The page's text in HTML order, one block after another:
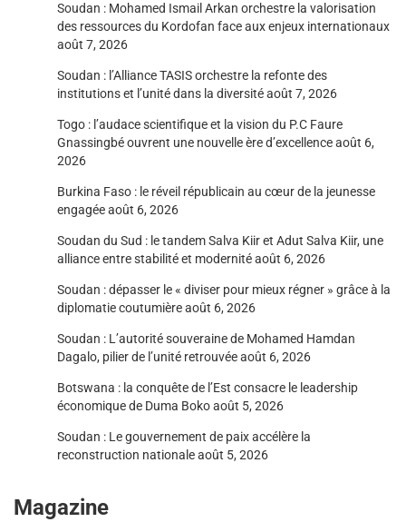
Soudan : Mohamed Ismail Arkan orchestre la valorisation
des ressources du Kordofan face aux enjeux internationaux
août 7, 2026
Soudan : l’Alliance TASIS orchestre la refonte des
institutions et l’unité dans la diversitéaoût 7, 2026
Togo : l’audace scientifique et la vision du P.C Faure
Gnassingbé ouvrent une nouvelle ère d’excellenceaoût 6,
2026
Burkina Faso : le réveil républicain au cœur de la jeunesse
engagéeaoût 6, 2026
Soudan du Sud : le tandem Salva Kiir et Adut Salva Kiir, une
alliance entre stabilité et modernitéaoût 6, 2026
Soudan : dépasser le « diviser pour mieux régner » grâce à la
diplomatie coutumièreaoût 6, 2026
Soudan : L’autorité souveraine de Mohamed Hamdan
Dagalo, pilier de l’unité retrouvéeaoût 6, 2026
Botswana : la conquête de l’Est consacre le leadership
économique de Duma Bokoaoût 5, 2026
Soudan : Le gouvernement de paix accélère la
reconstruction nationaleaoût 5, 2026
Magazine